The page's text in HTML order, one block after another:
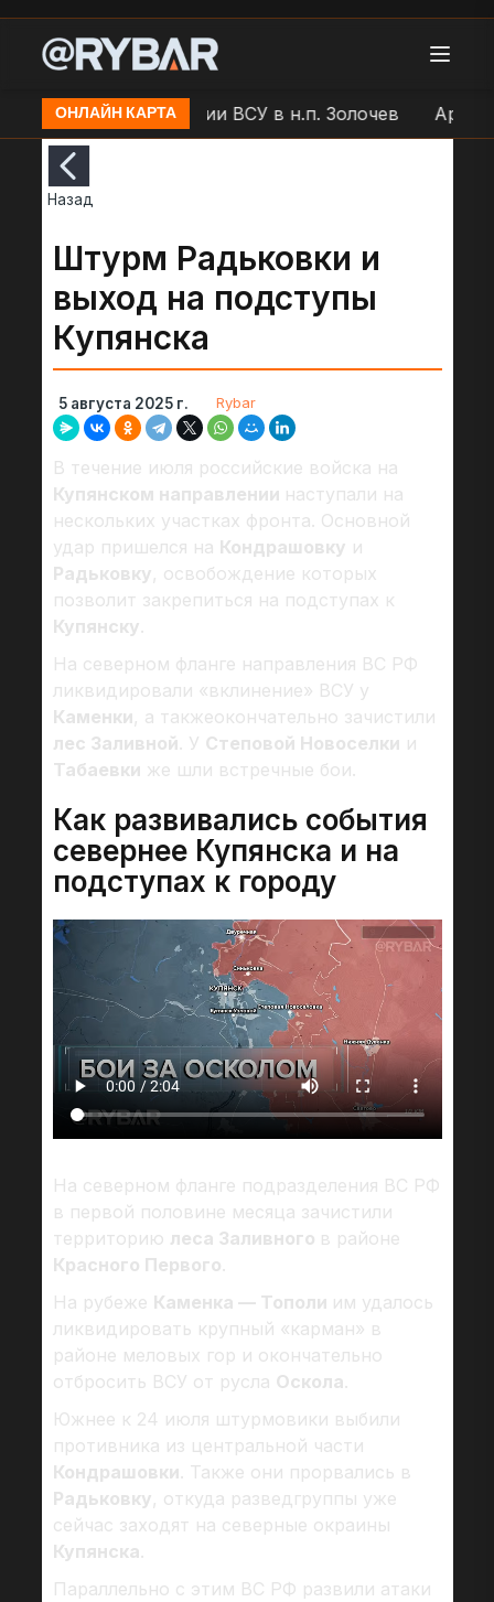
ОНЛАЙН КАРТА
по позиции ВСУ в н.п. Золочев
Назад
Штурм Радьковки и
выход на подступы
Купянска
5 августа 2025 г. Rybar
В течение июля российские войска на
Купянском направлении наступали на
нескольких участках фронта. Основной
удар пришелся на Кондрашовку и
Радьковку, освобождение которых
позволит закрепиться на подступах к
Купянску.
На северном фланге направления ВС РФ
ликвидировали «вклинение» ВСУ у
Каменки, а такжеокончательно зачистили
лес Заливной. У Степовой Новоселки и
Табаевки же шли встречные бои.
Как развивались события
севернее Купянска и на
подступах к городу
На северном фланге подразделения ВС РФ
в первой половине месяца зачистили
территорию леса Заливного в районе
Красного Первого.
На рубеже Каменка — Тополи им удалось
ликвидировать крупный «карман» в
районе меловых гор и окончательно
отбросить ВСУ от русла Оскола.
Южнее к 24 июля штурмовики выбили
противника из центральной части
Кондрашовки. Также они прорвались в
Радьковку, откуда разведгруппы уже
сейчас заходят на северные окраины
Купянска.
Параллельно с этим ВС РФ развили атаки